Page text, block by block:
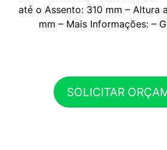
até o Assento: 310 mm – Altura
mm – Mais Informações: –
SOLICITAR